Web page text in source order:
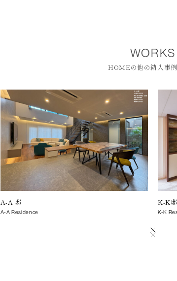
WORKS
HOMEの他の納入事
A-A 邸
A-A Residence
K-K邸
K-K